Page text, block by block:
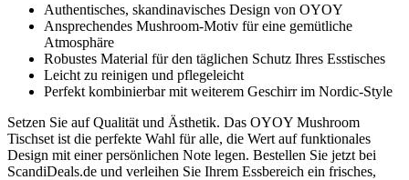
Authentisches, skandinavisches Design von OYOY
Ansprechendes Mushroom-Motiv für eine gemütliche
Atmosphäre
Robustes Material für den täglichen Schutz Ihres Esstisches
Leicht zu reinigen und pflegeleicht
Perfekt kombinierbar mit weiterem Geschirr im Nordic-Style
Setzen Sie auf Qualität und Ästhetik. Das OYOY Mushroom
Tischset ist die perfekte Wahl für alle, die Wert auf funktionales
Design mit einer persönlichen Note legen. Bestellen Sie jetzt bei
ScandiDeals.de und verleihen Sie Ihrem Essbereich ein frisches,